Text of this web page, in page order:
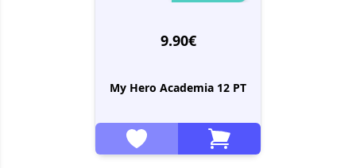
9.90€
My Hero Academia 12 PT